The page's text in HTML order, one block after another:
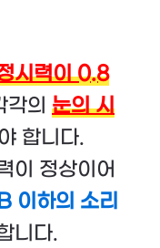
시력이 0.8
의 눈의 시
합니다.
이 정상이어
이하의 소리
니다.